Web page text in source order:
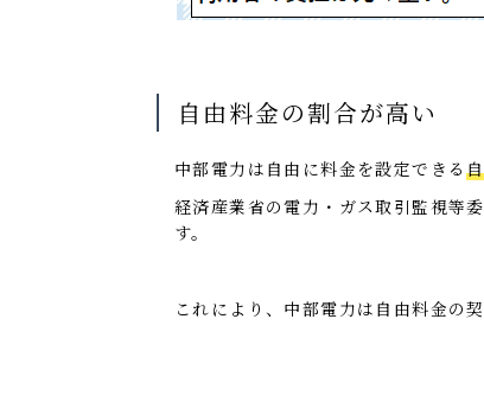
自由料金の割合が高い
中部電力は自由に料金を設定できる
経済産業省の電力・ガス取引監視等
す。
これにより、中部電力は自由料金の